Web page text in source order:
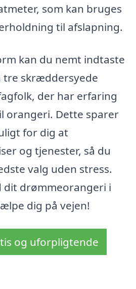
som kan bruges
til afslapning.
kan du nemt indtaste
tre skræddersyede
der har erfaring
orangeri. Dette sparer
for dig at
og tjenester, så du
valg uden stress.
dit drømmeorangeri i
dig på vejen!
og uforpligtende